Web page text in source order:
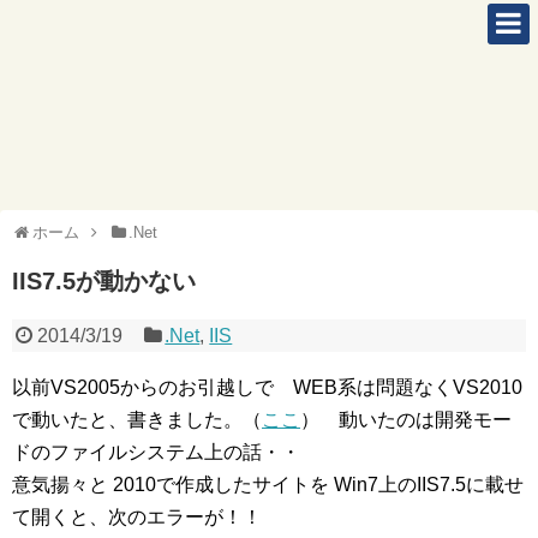
ホーム .Net
IIS7.5が動かない
2014/3/19 .Net, IIS
以前VS2005からのお引越しで WEB系は問題なくVS2010
で動いたと、書きました。（ ここ ） 動いたのは開発モー
ドのファイルシステム上の話・・
意気揚々と 2010で作成したサイトを Win7上のIIS7.5に載せ
て開くと、次のエラーが！！